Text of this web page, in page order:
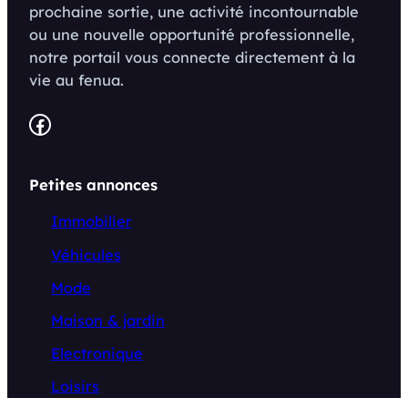
prochaine sortie, une activité incontournable
ou une nouvelle opportunité professionnelle,
notre portail vous connecte directement à la
vie au fenua.
Facebook
Petites annonces
Immobilier
Véhicules
Mode
Maison & jardin
Electronique
Loisirs